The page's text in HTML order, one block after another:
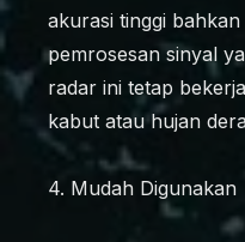
akurasi tinggi
pemrosesan sinyal
radar ini tetap
kabut atau hujan
4. Mudah Digunakan